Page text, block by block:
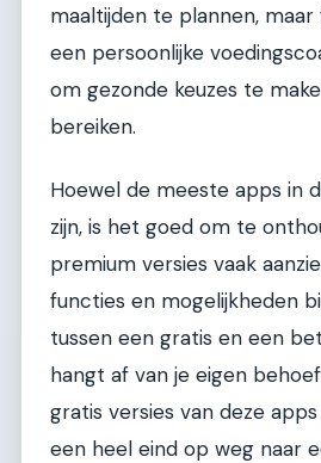
maaltijden te plannen,
een persoonlijke
om gezonde keuzes te
bereiken.
Hoewel de meeste apps in
zijn, is het goed om te
premium versies vaak
functies en mogelijkheden
tussen een gratis en een
hangt af van je eigen
gratis versies van deze
een heel eind op weg naar